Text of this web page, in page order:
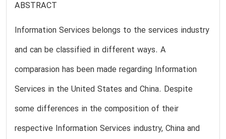
ABSTRACT
Information Services belongs to the services industry
and can be classified in different ways. A
comparasion has been made regarding Information
Services in the United States and China. Despite
some differences in the composition of their
respective Information Services industry, China and